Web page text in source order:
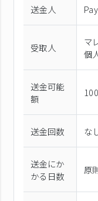
送金人
受取人
マ
個
送金可能
額
送金回数 な
送金にか
かる日数
原